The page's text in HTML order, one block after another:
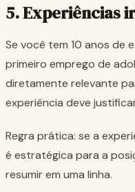
5. Experiências
Se você tem 10 anos de
primeiro emprego de
diretamente relevante
experiência deve
Regra prática: se a
é estratégica para a
resumir em uma linha.